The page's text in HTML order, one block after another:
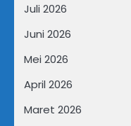
Juli 2026
Juni 2026
Mei 2026
April 2026
Maret 2026